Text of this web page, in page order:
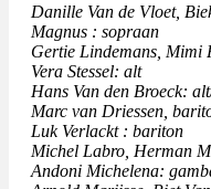
Danille Van de Vloet,
Magnus : sopraan
Gertie Lindemans, Mimi
Vera Stessel: alt
Hans Van den Broeck:
Marc van Driessen,
Luk Verlackt : bariton
Michel Labro, Herman
Andoni Michelena: